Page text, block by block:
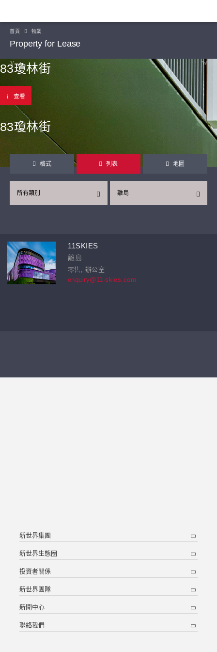
首頁 物業
Property for Lease
83瓊林街
查看
83瓊林街
格式 列表 地圖
離島
所有類別
11SKIES
離島
零售, 辦公室
enquiry@11-skies.com
新世界集團
新世界生態圈
投資者關係
新世界團隊
新聞中心
聯絡我們